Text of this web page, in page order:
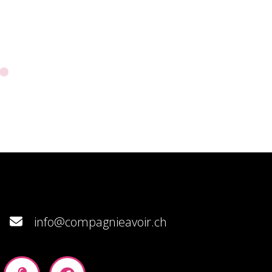
info@compagnieavoir.ch